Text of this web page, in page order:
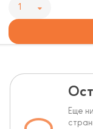
1
Еще